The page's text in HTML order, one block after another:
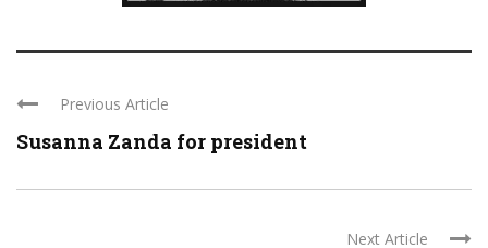
Previous Article
Susanna Zanda for president
Next Article